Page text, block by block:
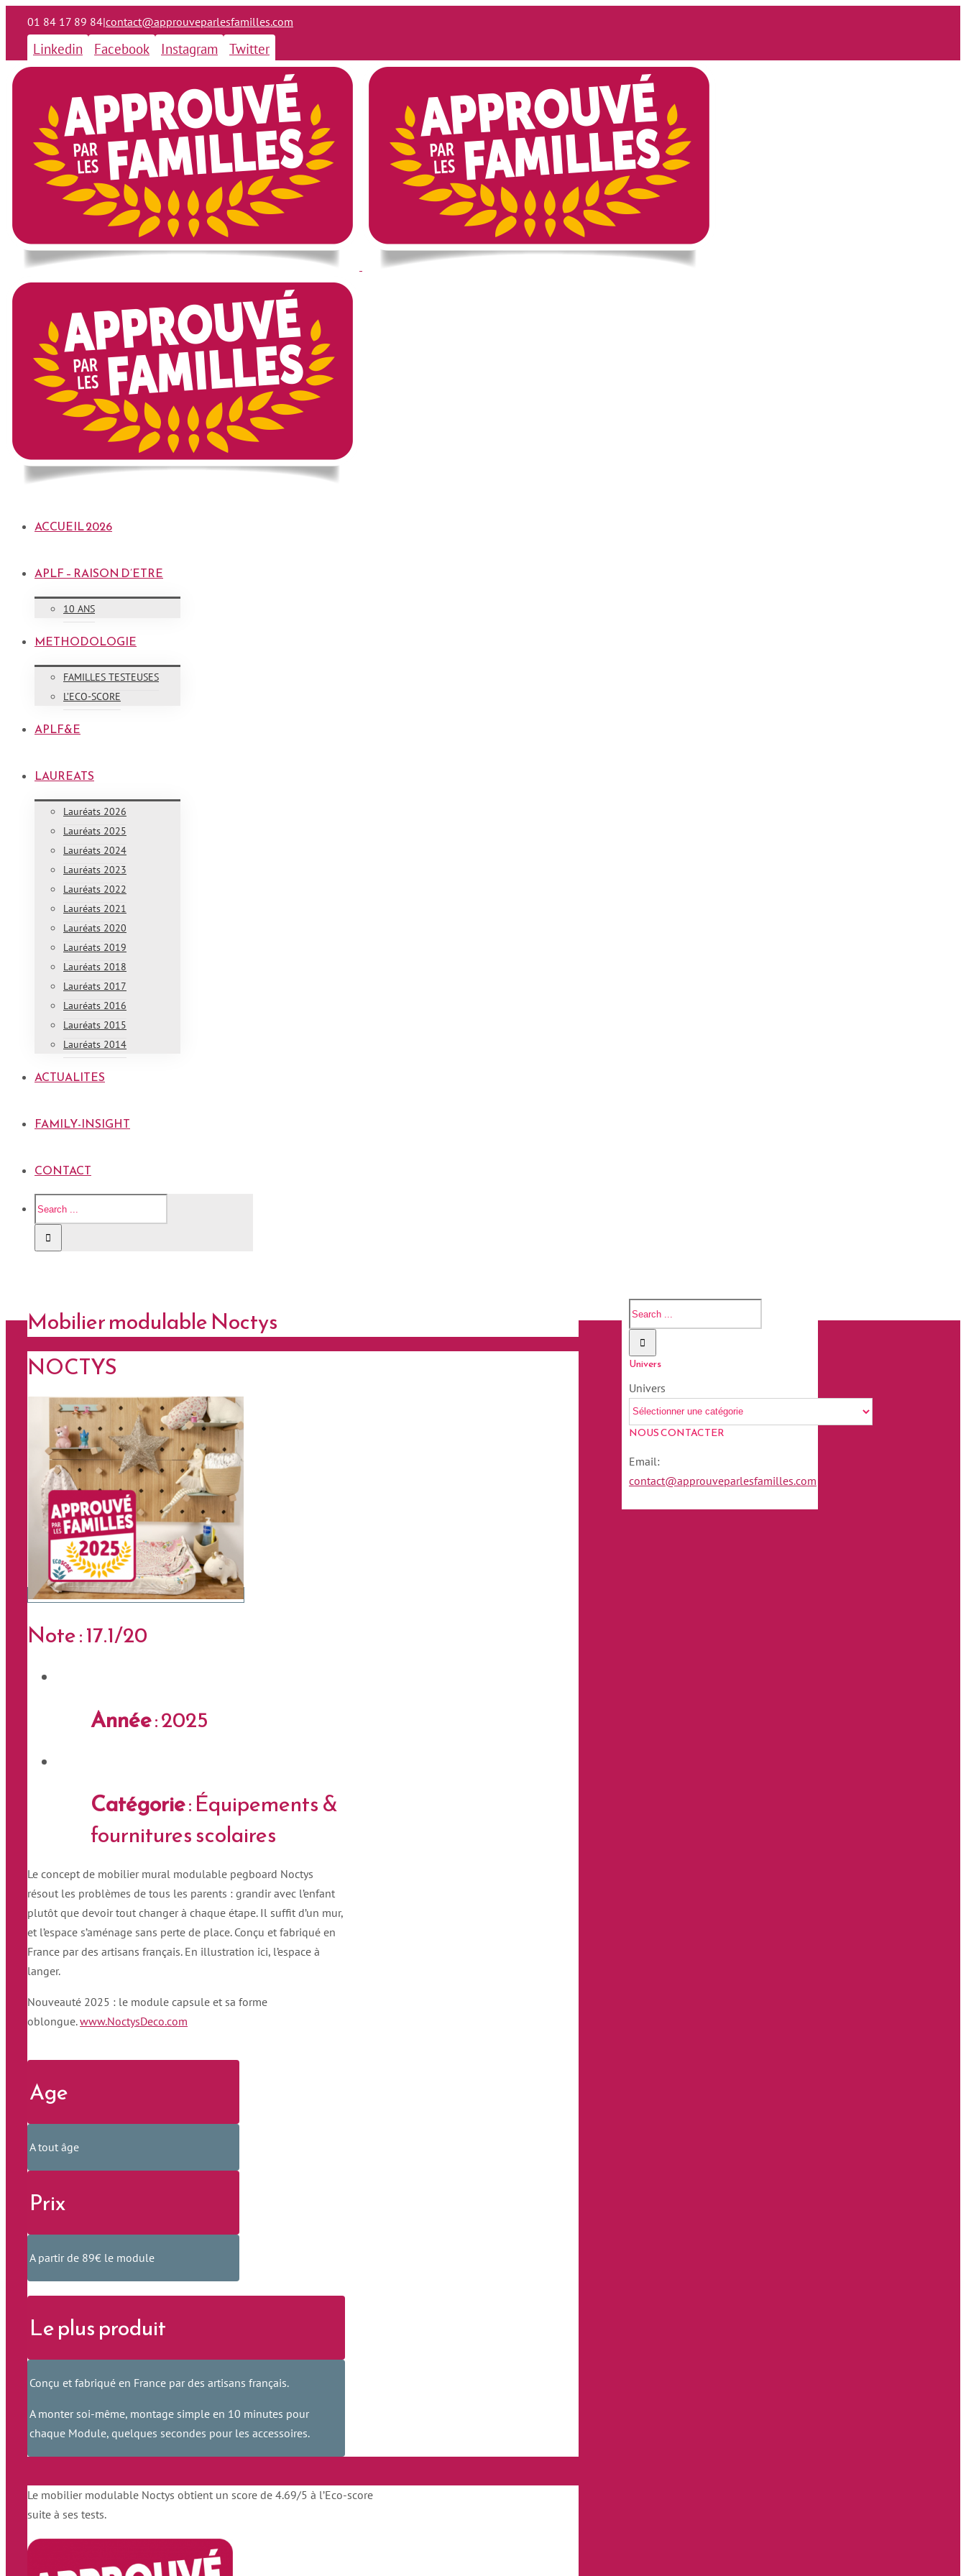
01 84 17 89 84|contact@approuveparlesfamilles.com
Linkedin Facebook Instagram Twitter
ACCUEIL 2026
APLF – RAISON D’ETRE
10 ANS
METHODOLOGIE
FAMILLES TESTEUSES
L’ECO-SCORE
APLF&E
LAUREATS
Lauréats 2026
Lauréats 2025
Lauréats 2024
Lauréats 2023
Lauréats 2022
Lauréats 2021
Lauréats 2020
Lauréats 2019
Lauréats 2018
Lauréats 2017
Lauréats 2016
Lauréats 2015
Lauréats 2014
ACTUALITES
FAMILY-INSIGHT
CONTACT
Mobilier modulable Noctys
NOCTYS
Note : 17.1/20
Année: 2025
Catégorie: Équipements &
fournitures scolaires
Le concept de mobilier mural modulable pegboard Noctys
résout les problèmes de tous les parents : grandir avec l’enfant
plutôt que devoir tout changer à chaque étape. Il suffit d’un mur,
et l’espace s’aménage sans perte de place. Conçu et fabriqué en
France par des artisans français. En illustration ici, l’espace à
langer.
Nouveauté 2025 : le module capsule et sa forme
oblongue.www.NoctysDeco.com
Age
A tout âge
Prix
A partir de 89€ le module
Le plus produit
Conçu et fabriqué en France par des artisans français.
A monter soi-même, montage simple en 10 minutes pour
chaque Module, quelques secondes pour les accessoires.
Le mobilier modulable Noctys obtient un score de 4.69/5 à l’Eco-score
suite à ses tests.
Univers
Univers
NOUS CONTACTER
Email:
contact@approuveparlesfamilles.com